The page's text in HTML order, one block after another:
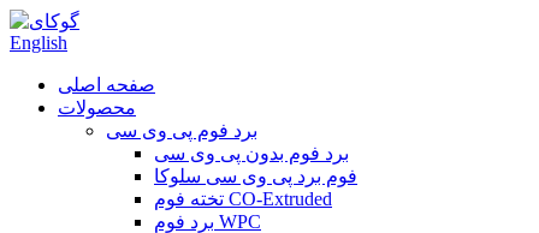
English
صفحه اصلی
محصولات
برد فوم پی وی سی
برد فوم بدون پی وی سی
فوم برد پی وی سی سلوکا
تخته فوم CO-Extruded
برد فوم WPC